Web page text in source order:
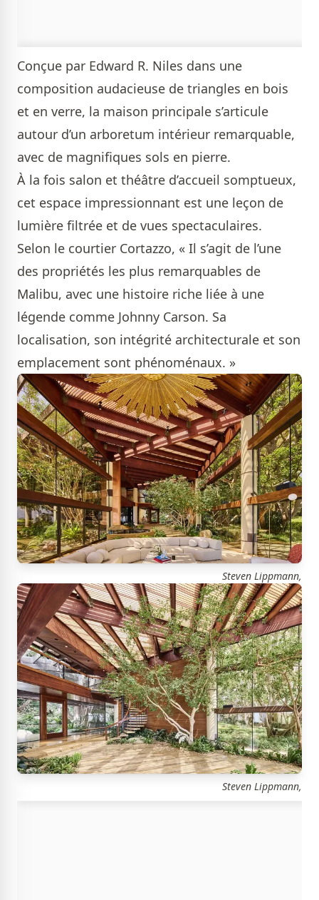
Conçue par Edward R. Niles dans une
composition audacieuse de triangles en bois
et en verre, la maison principale s’articule
autour d’un arboretum intérieur remarquable,
avec de magnifiques sols en pierre.
À la fois salon et théâtre d’accueil somptueux,
cet espace impressionnant est une leçon de
lumière filtrée et de vues spectaculaires.
Selon le courtier Cortazzo, « Il s’agit de l’une
des propriétés les plus remarquables de
Malibu, avec une histoire riche liée à une
légende comme Johnny Carson. Sa
localisation, son intégrité architecturale et son
emplacement sont phénoménaux. »
Steven Lippmann,
Steven Lippmann,